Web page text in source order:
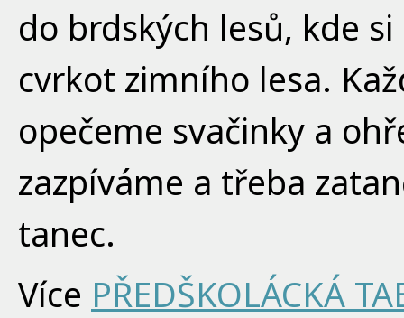
do brdských lesů, kde
cvrkot zimního lesa.
opečeme svačinky a
zazpíváme a třeba
tanec.
Více PŘEDŠKOLÁCKÁ